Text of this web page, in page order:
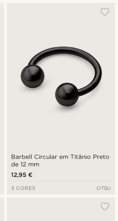
Barbell Circular em Titânio Preto
de 12 mm
12,95 €
3 CORES OTSU